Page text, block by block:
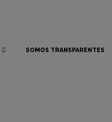
SOMOS TRANSPARENTES